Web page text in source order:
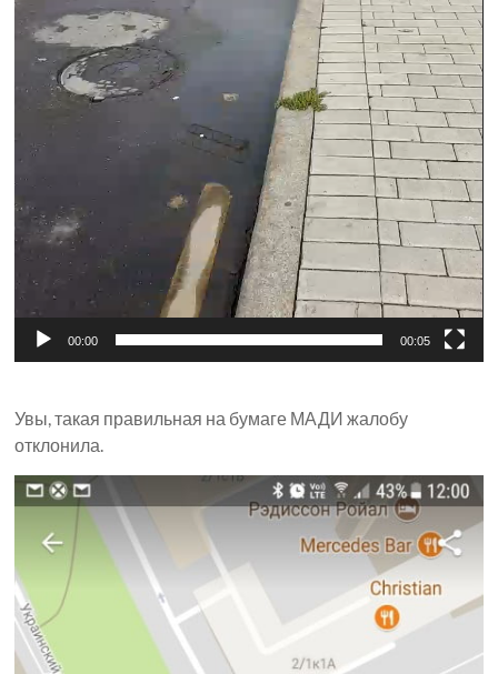
00:00 00:05
Увы, такая правильная на бумаге МАДИ жалобу
отклонила.